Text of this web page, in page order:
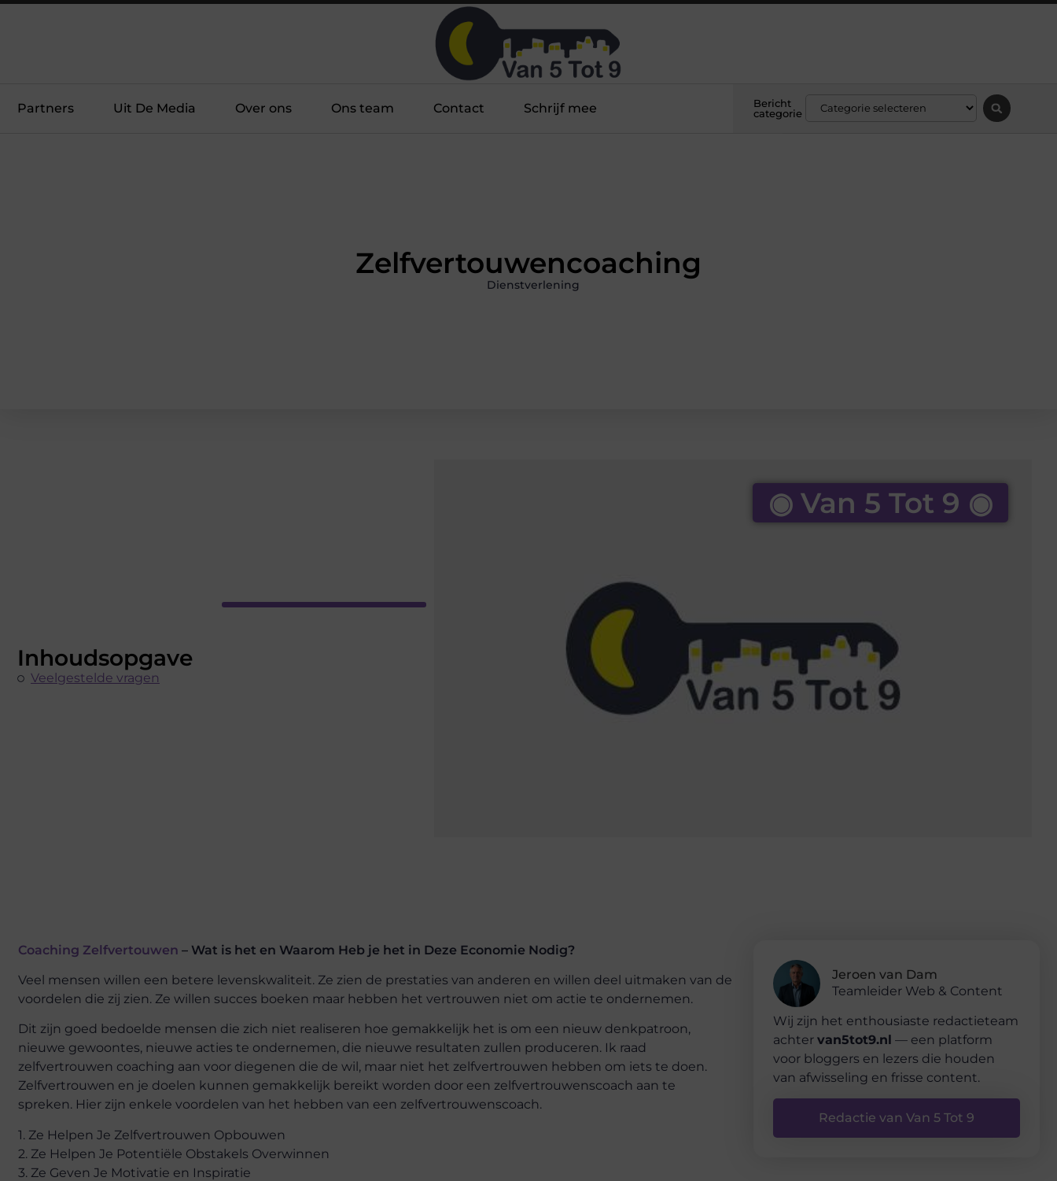
Partners Uit De Media Over ons Ons team Contact Schrijf mee
Bericht
categorie
Zelfvertouwencoaching
Dienstverlening
Inhoudsopgave
Veelgestelde vragen
◉ Van 5 Tot 9 ◉
Coaching Zelfvertouwen – Wat is het en Waarom Heb je het in Deze Economie Nodig?
Veel mensen willen een betere levenskwaliteit. Ze zien de prestaties van anderen en willen deel uitmaken van de
voordelen die zij zien. Ze willen succes boeken maar hebben het vertrouwen niet om actie te ondernemen.
Dit zijn goed bedoelde mensen die zich niet realiseren hoe gemakkelijk het is om een nieuw denkpatroon,
nieuwe gewoontes, nieuwe acties te ondernemen, die nieuwe resultaten zullen produceren. Ik raad
zelfvertrouwen coaching aan voor diegenen die de wil, maar niet het zelfvertrouwen hebben om iets te doen.
Zelfvertrouwen en je doelen kunnen gemakkelijk bereikt worden door een zelfvertrouwenscoach aan te
spreken. Hier zijn enkele voordelen van het hebben van een zelfvertrouwenscoach.
1. Ze Helpen Je Zelfvertrouwen Opbouwen
2. Ze Helpen Je Potentiële Obstakels Overwinnen
3. Ze Geven Je Motivatie en Inspiratie
Jeroen van Dam
Teamleider Web & Content
Wij zijn het enthousiaste redactieteam
achter van5tot9.nl — een platform
voor bloggers en lezers die houden
van afwisseling en frisse content.
Redactie van Van 5 Tot 9